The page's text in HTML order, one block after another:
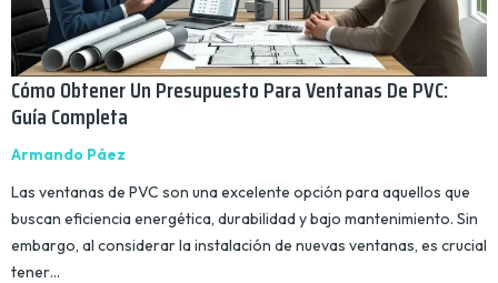
Cómo Obtener Un Presupuesto Para Ventanas De PVC:
Guía Completa
Armando Páez
Las ventanas de PVC son una excelente opción para aquellos que
buscan eficiencia energética, durabilidad y bajo mantenimiento. Sin
embargo, al considerar la instalación de nuevas ventanas, es crucial
tener…